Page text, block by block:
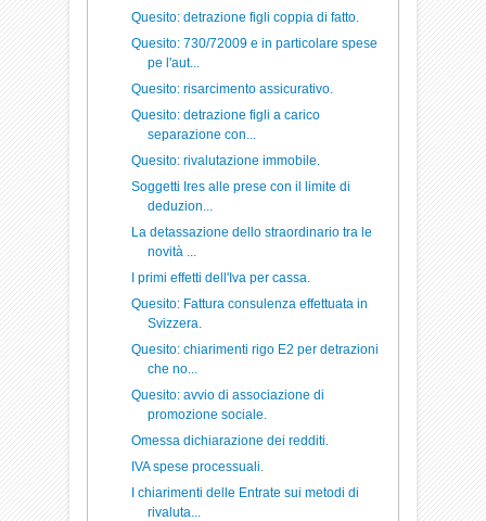
Quesito: detrazione figli coppia di fatto.
Quesito: 730/72009 e in particolare spese
pe l'aut...
Quesito: risarcimento assicurativo.
Quesito: detrazione figli a carico
separazione con...
Quesito: rivalutazione immobile.
Soggetti Ires alle prese con il limite di
deduzion...
La detassazione dello straordinario tra le
novità ...
I primi effetti dell'Iva per cassa.
Quesito: Fattura consulenza effettuata in
Svizzera.
Quesito: chiarimenti rigo E2 per detrazioni
che no...
Quesito: avvio di associazione di
promozione sociale.
Omessa dichiarazione dei redditi.
IVA spese processuali.
I chiarimenti delle Entrate sui metodi di
rivaluta...